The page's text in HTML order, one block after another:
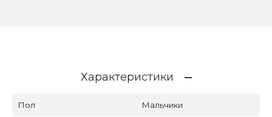
Характеристики
Пол Мальчики